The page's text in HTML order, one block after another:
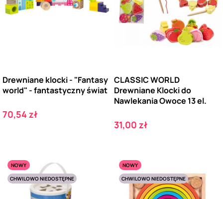
Drewniane klocki - "Fantasy
world" - fantastyczny świat
Cena
70,54 zł
CLASSIC WORLD
Drewniane Klocki do
Nawlekania Owoce 13 el.
Cena
31,00 zł
NOWY
CHWILOWO NIEDOSTĘPNE
NOWY
CHWILOWO NIEDOSTĘPNE